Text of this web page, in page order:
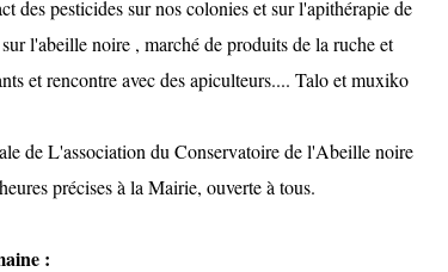
des pesticides sur nos colonies et sur l'apithérapie de
l'abeille noire , marché de produits de la ruche et
et rencontre avec des apiculteurs.... Talo et muxiko
de L'association du Conservatoire de l'Abeille noire
précises à la Mairie, ouverte à tous.
: